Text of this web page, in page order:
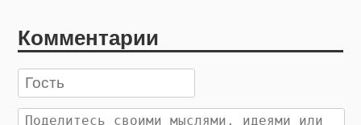
Комментарии